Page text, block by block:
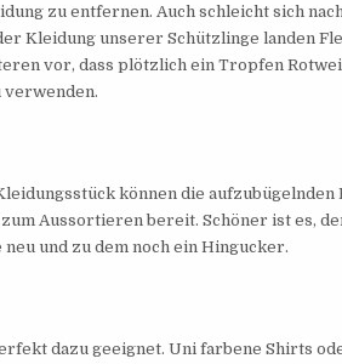
zu entfernen. Auch schleicht sich
Kleidung unserer Schützlinge landen
vor, dass plötzlich ein Tropfen
verwenden.
können die
Aussortieren bereit. Schöner ist es,
und zu dem noch ein Hingucker.
dazu geeignet. Uni farbene Shirts